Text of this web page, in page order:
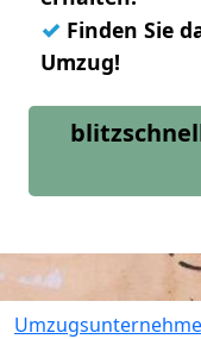
✓ Finden Sie
Umzug!